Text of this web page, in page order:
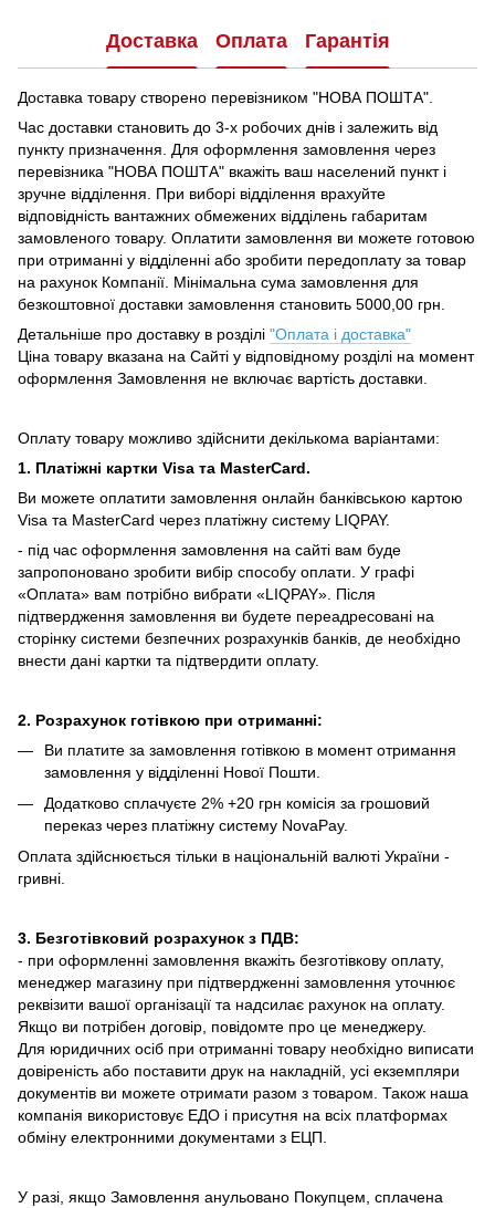
Доставка Оплата Гарантія
Доставка товару створено перевізником "НОВА ПОШТА".
Час доставки становить до 3-х робочих днів і залежить від
пункту призначення. Для оформлення замовлення через
перевізника "НОВА ПОШТА" вкажіть ваш населений пункт і
зручне відділення.
При виборі відділення врахуйте
відповідність вантажних обмежених відділень габаритам
замовленого товару. Оплатити замовлення ви можете готовою
при отриманні у відділенні або зробити передоплату за товар
на рахунок Компанії. Мінімальна сума замовлення для
безкоштовної доставки замовлення становить 5000,00 грн.
Детальніше про доставку в розділі "Оплата і доставка"
Ціна товару вказана на Сайті у відповідному розділі на момент
оформлення Замовлення не включає вартість доставки.
Оплату товару можливо здійснити декількома варіантами:
1. Платіжні картки Visa та MasterCard.
Ви можете оплатити замовлення онлайн банківською картою
Visa та MasterCard через платіжну систему LIQPAY.
- під час оформлення замовлення на сайті вам буде
запропоновано зробити вибір способу оплати. У графі
«Оплата» вам потрібно вибрати «LIQPAY». Після
підтвердження замовлення ви будете переадресовані на
сторінку системи безпечних розрахунків банків, де необхідно
внести дані картки та підтвердити оплату.
2. Розрахунок готівкою при отриманні:
Ви платите за замовлення готівкою в момент отримання
замовлення у відділенні Нової Пошти.
Додатково сплачуєте 2% +20 грн комісія за грошовий
переказ через платіжну систему NovaPay.
Оплата здійснюється тільки в національній валюті України -
гривні.
3. Безготівковий розрахунок з ПДВ:
- при оформленні замовлення вкажіть безготівкову оплату,
менеджер магазину при підтвердженні замовлення уточнює
реквізити вашої організації та надсилає рахунок на оплату.
Якщо ви потрібен договір, повідомте про це менеджеру.
Для юридичних осіб при отриманні товару необхідно виписати
довіреність або поставити друк на накладній, усі екземпляри
документів ви можете отримати разом з товаром. Також наша
компанія використовує ЕДО і присутня на всіх платформах
обміну електронними документами з ЕЦП.
У разі, якщо Замовлення анульовано Покупцем, сплачена